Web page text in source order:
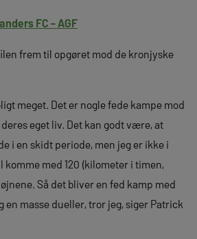
FC – AGF
frem til opgøret mod de kronjyske
meget. Det er nogle fede kampe mod
eget liv. Det kan godt være, at
i en skidt periode, men jeg er ikke i
komme med 120 (kilometer i timen,
Så det bliver en fed kamp med
en masse dueller, tror jeg, siger Patrick